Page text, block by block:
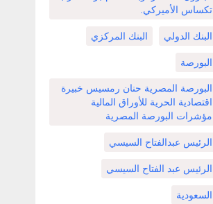
تكساس الأميركي.
البنك الدولي البنك المركزي
البورصة
البورصة المصرية حنان رمسيس خبيرة
اقتصادية الحرية للأوراق المالية
مؤشرات البورصة المصرية
الرئيس عبدالفتاح السيسي
الرئيس عبد الفتاح السيسي
السعودية